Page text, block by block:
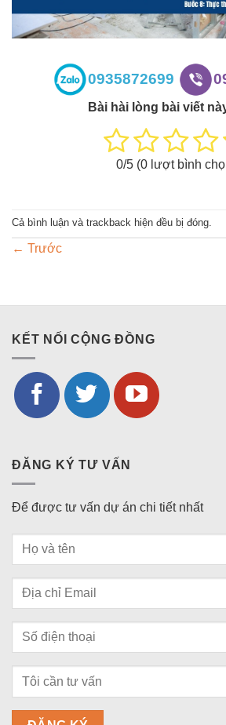
0935872699
Bài hài lòng bài viết
0/5 (0lượt bình
Cả bình luận và trackback hiện đều bị đóng.
← Trước
KẾT NỐI CỘNG ĐỒNG
ĐĂNG KÝ TƯ VẤN
Để được tư vấn dự án chi tiết nhất